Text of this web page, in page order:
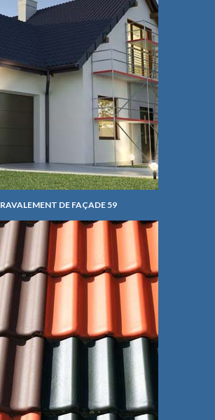
RAVALEMENT DE FAÇADE 59